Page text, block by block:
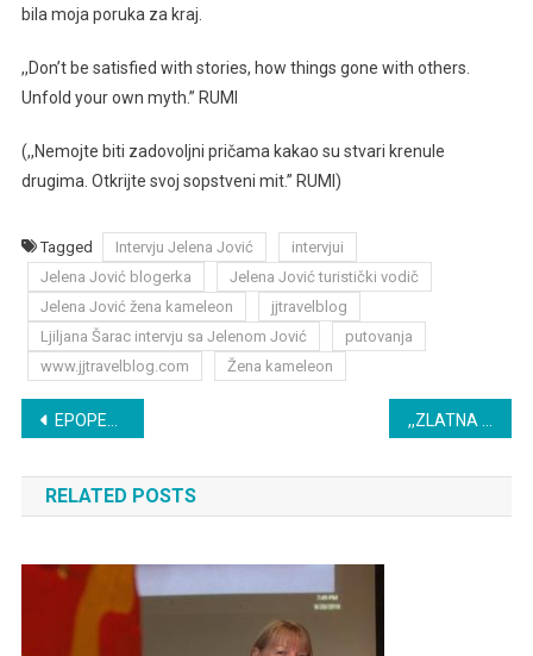
bila moja poruka za kraj.
,,Don’t be satisfied with stories, how things gone with others.
Unfold your own myth.’’ RUMI
(,,Nemojte biti zadovoljni pričama kakao su stvari krenule
drugima. Otkrijte svoj sopstveni mit.” RUMI)
Tagged Intervju Jelena Jović
intervjui
Jelena Jović blogerka
Jelena Jović turistički vodič
Jelena Jović žena kameleon
jjtravelblog
Ljiljana Šarac intervju sa Jelenom Jović
putovanja
www.jjtravelblog.com
Žena kameleon
Post
navigation
EPOPEJA ZLATNE ŽILE ,,ZLATNA ŽILA” – UVODNO POGLAVLJE
RELATED POSTS